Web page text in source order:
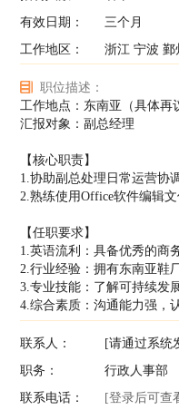
有效日期：
三个月
工作地区：
浙江 宁波 鄞
职位描述：
工作地点：东南亚（具体再
汇报对象：副总经理
【核心职责】
1.协助副总处理日常运营协
2.熟练使用Office软件编辑
【任职要求】
1.英语流利：具备优秀的商
2.行业经验：拥有东南亚鞋
3.专业技能：了解可持续发
4.综合素质：沟通能力强，
联系人：
[请通过系统
职务：
行政人事部
联系电话：
[登录后可查